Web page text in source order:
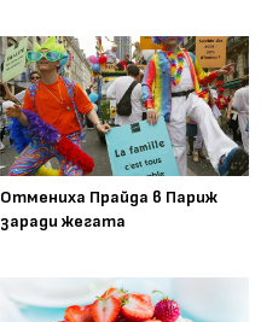
Отмениха Прайда в Париж
заради жегата